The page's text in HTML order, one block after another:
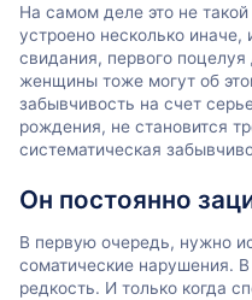
На самом деле это не
устроено несколько иначе,
свидания, первого
женщины тоже могут об
забывчивость на счет
рождения, не становится
систематическая
Он постоянно
В первую очередь, нужно
соматические нарушения.
редкость. И только когда